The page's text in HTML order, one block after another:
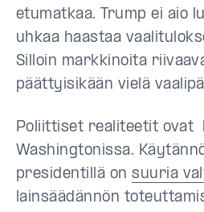
etumatkaa. Trump ei aio
uhkaa haastaa
Silloin markkinoita
päättyisikään vielä
Poliittiset realiteetit ovat
Washingtonissa.
presidentillä onsuuria
lainsäädännön